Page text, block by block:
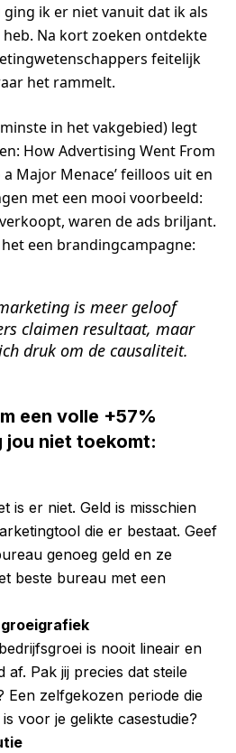
ik er niet vanuit dat ik als
Na kort zoeken ontdekte
feitelijk
het rammelt.
in het vakgebied) legt
How Advertising Went From
Major Menace’ feilloos uit en
met een mooi voorbeeld:
waren de ads briljant.
een brandingcampagne:
is meer geloof
claimen resultaat, maar
druk om de causaliteit.
een volle +57%
niet toekomt:
is er niet. Geld is misschien
die er bestaat. Geef
genoeg geld en ze
beste bureau met een
is nooit lineair en
af. Pak jij precies dat steile
Een zelfgekozen periode die
voor je gelikte casestudie?